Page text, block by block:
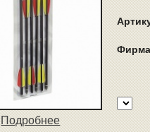
Подробнее